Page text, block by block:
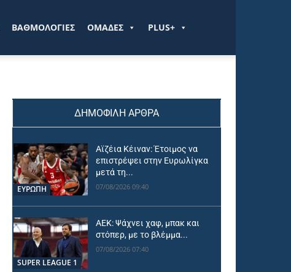
ΒΑΘΜΟΛΟΓΙΕΣ ΟΜΑΔΕΣ PLUS+
ΔΗΜΟΦΙΛΗ ΑΡΘΡΑ
ΕΥΡΩΠΗ
Αϊζέια Κέιναν: Έτοιμος να
επιστρέψει στην Ευρωλίγκα
μετά τη...
07/08/2026 09:40
SUPER LEAGUE 1
ΑΕΚ: Ψάχνει χαφ, μπακ και
στόπερ, με το βλέμμα...
07/08/2026 07:40